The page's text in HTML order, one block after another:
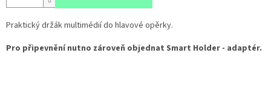
Praktický držák multimédií do hlavové opěrky.
Pro připevnění nutno zároveň objednat Smart Holder - adaptér.